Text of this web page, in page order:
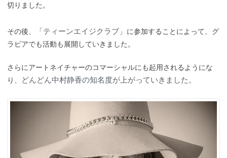
切りました。
その後、 「ティーンエイジクラブ」 に参加することによって、グ
ラビアでも活動も展開していきました。
さらにアートネイチャーのコマーシャルにも起用されるようにな
り、
どんどん中村静香の知名度が上がっていきました。